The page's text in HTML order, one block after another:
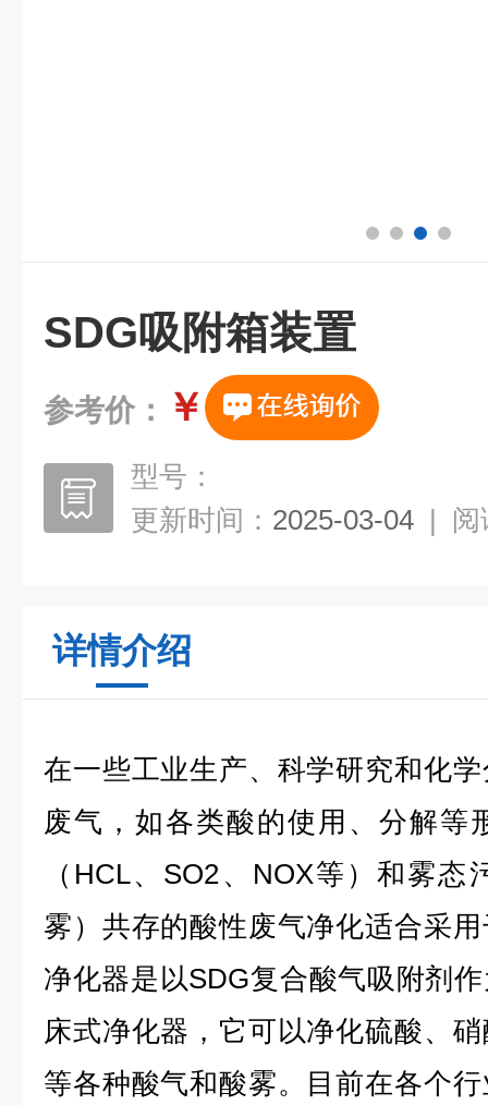
SDG吸附箱装置
参考价： ￥
型号：
更新时间： 2025-03-04 | 阅
详情介绍
在一些工业生产、科学研究和化
废气，如各类酸的使用、分解等
（HCL、SO2、NOX等）和雾
雾）共存的酸性废气净化适合采
净化器是以SDG复合酸气吸附剂
床式净化器，它可以净化硫酸、
等各种酸气和酸雾。目前在各个